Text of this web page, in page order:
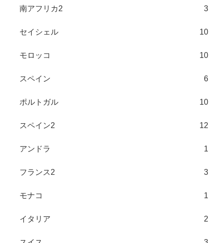
南アフリカ2 3
セイシェル 10
モロッコ 10
スペイン 6
ポルトガル 10
スペイン2 12
アンドラ 1
フランス2 3
モナコ 1
イタリア 2